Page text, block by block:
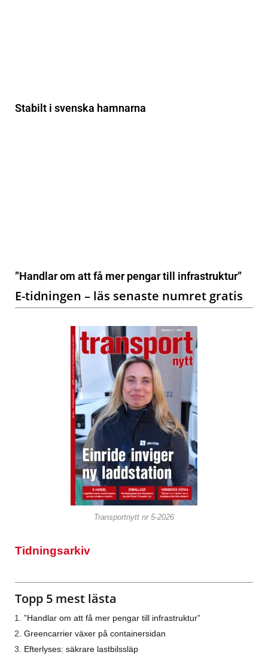
Stabilt i svenska hamnarna
”Handlar om att få mer pengar till infrastruktur”
E-tidningen – läs senaste numret gratis
Transportnytt nr 5-2026
Tidningsarkiv
Topp 5 mest lästa
”Handlar om att få mer pengar till infrastruktur”
Greencarrier växer på containersidan
Efterlyses: säkrare lastbilssläp